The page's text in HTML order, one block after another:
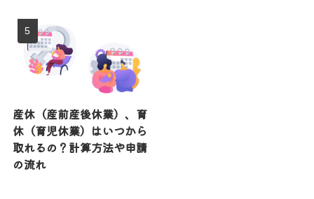
産休（産前産後休業）、育
休（育児休業）はいつから
取れるの？計算方法や申請
の流れ